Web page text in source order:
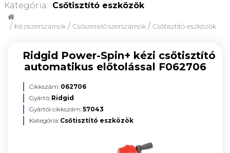
Kategória: Csőtisztító eszközök
Csőtisztító eszközök
/
Csőszerelő szerszámok
/
Kéziszerszámok
/
Ridgid Power-Spin+ kézi csőtisztító
automatikus előtolással F062706
Cikkszám: 062706
Gyártó: Ridgid
Gyártói cikkszám:57043
Kategória: Csőtisztító eszközök